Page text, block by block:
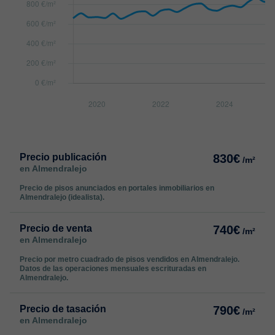
Precio publicación
en Almendralejo
830€ /m²
Precio de pisos anunciados en portales inmobiliarios en
Almendralejo (idealista).
Precio de venta
en Almendralejo
740€ /m²
Precio por metro cuadrado de pisos vendidos en Almendralejo.
Datos de las operaciones mensuales escrituradas en
Almendralejo.
Precio de tasación
en Almendralejo
790€ /m²